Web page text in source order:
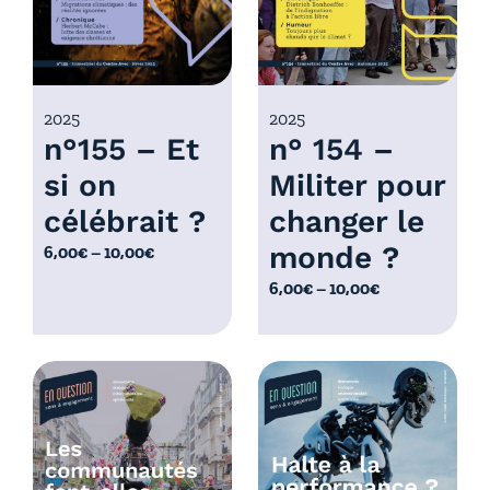
0
0
à
1
0
,
0
0
:
6
,
0
0
à
1
,
0
n°155 – Et
si on
célébrait ?
2025
6,00€–10,00€
P
g
e
d
e
p
r
n° 154 –
Militer pour
changer le
monde ?
2025
6,00€–10,00€
P
a
g
e
d
p